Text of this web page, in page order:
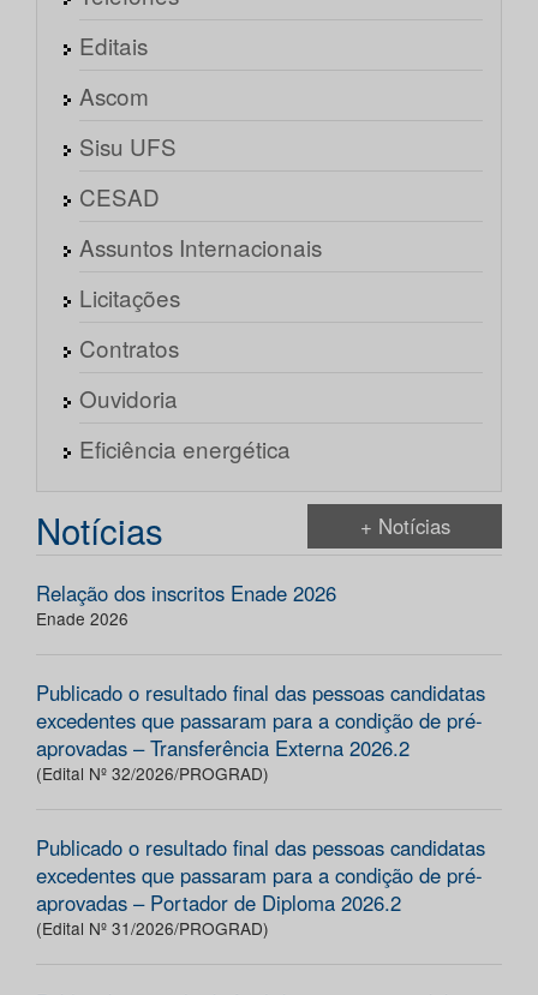
Editais
Ascom
Sisu UFS
CESAD
Assuntos Internacionais
Licitações
Contratos
Ouvidoria
Eficiência energética
Notícias + Notícias
Relação dos inscritos Enade 2026
Enade 2026
Publicado o resultado final das pessoas candidatas
excedentes que passaram para a condição de pré-
aprovadas – Transferência Externa 2026.2
(Edital Nº 32/2026/PROGRAD)
Publicado o resultado final das pessoas candidatas
excedentes que passaram para a condição de pré-
aprovadas – Portador de Diploma 2026.2
(Edital Nº 31/2026/PROGRAD)